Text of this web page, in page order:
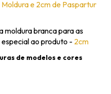
Moldura e 2cm de Paspartur
moldura branca para as
ao produto - 2cm
de modelos e cores